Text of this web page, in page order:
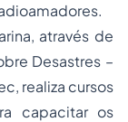
através de
Desastres –
realiza cursos
capacitar os